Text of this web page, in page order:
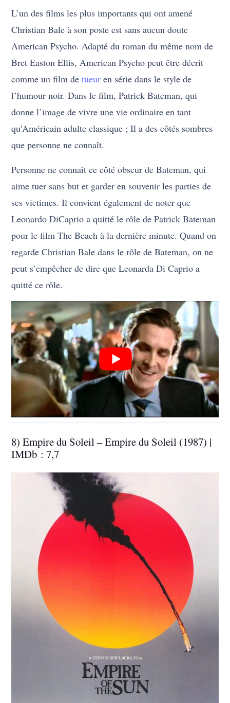
L’un des films les plus importants qui ont amené
Christian Bale à son poste est sans aucun doute
American Psycho. Adapté du roman du même nom de
Bret Easton Ellis, American Psycho peut être décrit
comme un film detueur en série dans le style de
l’humour noir. Dans le film, Patrick Bateman, qui
donne l’image de vivre une vie ordinaire en tant
qu’Américain adulte classique ; Il a des côtés sombres
que personne ne connaît.
Personne ne connaît ce côté obscur de Bateman, qui
aime tuer sans but et garder en souvenir les parties de
ses victimes. Il convient également de noter que
Leonardo DiCaprio a quitté le rôle de Patrick Bateman
pour le film The Beach à la dernière minute. Quand on
regarde Christian Bale dans le rôle de Bateman, on ne
peut s’empêcher de dire que Leonarda Di Caprio a
quitté ce rôle.
8) Empire du Soleil – Empire du Soleil (1987) |
IMDb : 7,7